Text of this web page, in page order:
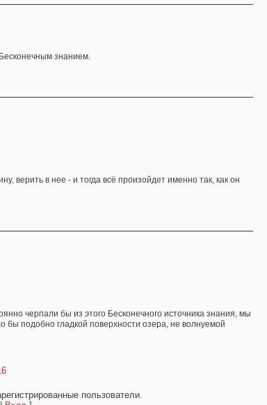
знанием.
верить в нее - и тогда всё произойдет именно так, как он
черпали бы из этого Бесконечного источника знания, мы
подобно гладкой поверхности озера, не волнуемой
пользователи.